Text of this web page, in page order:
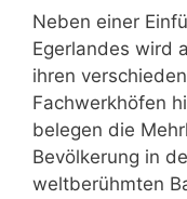
Neben einer
Egerlandes wird
ihren
Fachwerkhöfen
belegen die
Bevölkerung in
weltberühmten